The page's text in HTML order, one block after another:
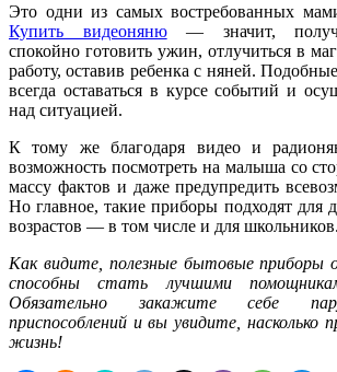
Это одни из самых востребованных
Купить видеоняню— значит,
спокойно готовить ужин, отлучиться в
работу, оставив ребенка с няней.
всегда оставаться в курсе событий и
над ситуацией.
К тому же благодаря видео и
возможность посмотреть на малыша со
массу фактов и даже предупредить
Но главное, такие приборы подходят для
возрастов — в том числе и для школьников.
Как видите, полезные бытовые приборы
способны стать лучшими
Обязательно закажите себе
приспособлений и вы увидите,
жизнь!